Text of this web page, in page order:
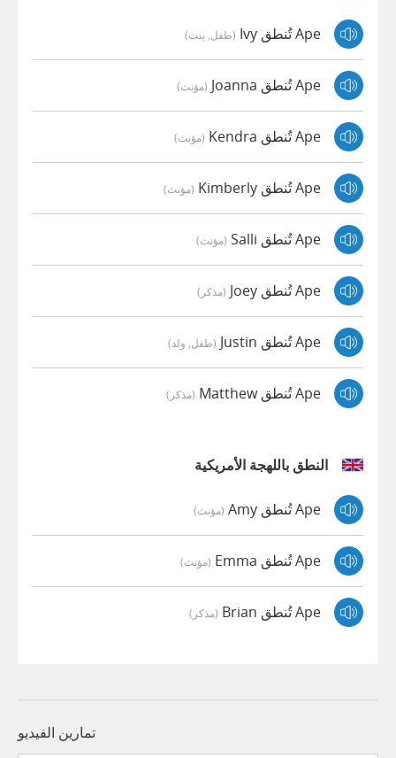
Ape تُنطق Ivy (طفل, بنت)
Ape تُنطق Joanna (مؤنث)
Ape تُنطق Kendra (مؤنث)
Ape تُنطق Kimberly (مؤنث)
Ape تُنطق Salli (مؤنث)
Ape تُنطق Joey (مذكر)
Ape تُنطق Justin (طفل, ولد)
Ape تُنطق Matthew (مذكر)
النطق باللهجة الأمريكية
Ape تُنطق Amy (مؤنث)
Ape تُنطق Emma (مؤنث)
Ape تُنطق Brian (مذكر)
تمارين الفيديو